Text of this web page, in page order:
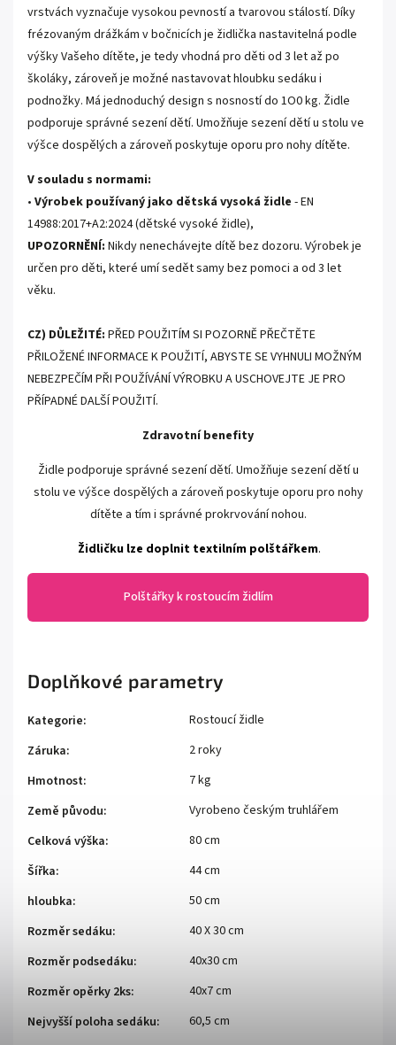
vrstvách vyznačuje vysokou pevností a tvarovou stálostí. Díky
frézovaným drážkám v bočnicích je židlička nastavitelná podle
výšky Vašeho dítěte, je tedy vhodná pro děti od 3 let až po
školáky, zároveň je možné nastavovat hloubku sedáku i
podnožky. Má jednoduchý design s nosností do 1O0 kg. Židle
podporuje správné sezení dětí. Umožňuje sezení dětí u stolu ve
výšce dospělých a zároveň poskytuje oporu pro nohy dítěte.
V souladu s normami:
• Výrobek používaný jako dětská vysoká židle - EN
14988:2017+A2:2024 (dětské vysoké židle),
UPOZORNĚNÍ: Nikdy nenechávejte dítě bez dozoru. Výrobek je
určen pro děti, které umí sedět samy bez pomoci a od 3 let
věku.
CZ) DŮLEŽITÉ: PŘED POUŽITÍM SI POZORNĚ PŘEČTĚTE
PŘILOŽENÉ INFORMACE K POUŽITÍ, ABYSTE SE VYHNULI MOŽNÝM
NEBEZPEČÍM PŘI POUŽÍVÁNÍ VÝROBKU A USCHOVEJTE JE PRO
PŘÍPADNÉ DALŠÍ POUŽITÍ.
Zdravotní benefity
Židle podporuje správné sezení dětí. Umožňuje sezení dětí u
stolu ve výšce dospělých a zároveň poskytuje oporu pro nohy
dítěte a tím i správné prokrvování nohou.
Židličku lze doplnit textilním polštářkem.
Polštářky k rostoucím židlím
Doplňkové parametry
Kategorie:
Rostoucí židle
Záruka:
2 roky
Hmotnost:
7 kg
Země původu:
Vyrobeno českým truhlářem
Celková výška:
80 cm
Šířka:
44 cm
hloubka:
50 cm
Rozměr sedáku:
40 X 30 cm
Rozměr podsedáku:
40x30 cm
Rozměr opěrky 2ks:
40x7 cm
Nejvyšší poloha sedáku:
60,5 cm